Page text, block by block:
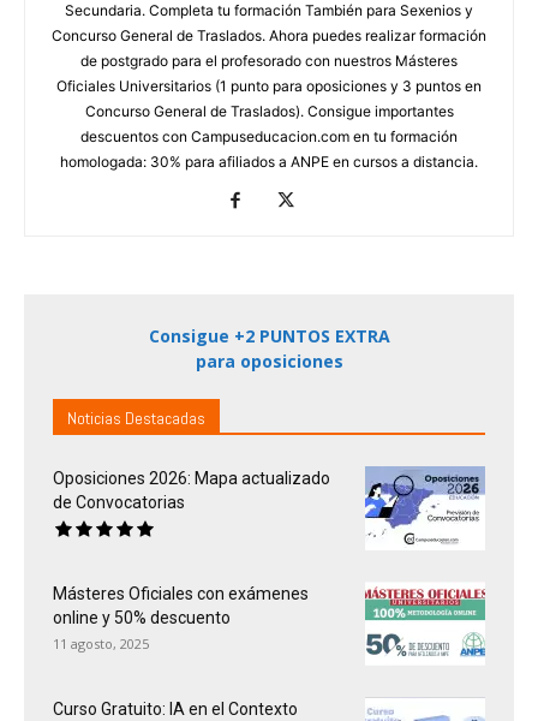
Secundaria. Completa tu formación También para Sexenios y
Concurso General de Traslados. Ahora puedes realizar formación
de postgrado para el profesorado con nuestros Másteres
Oficiales Universitarios (1 punto para oposiciones y 3 puntos en
Concurso General de Traslados). Consigue importantes
descuentos con Campuseducacion.com en tu formación
homologada: 30% para afiliados a ANPE en cursos a distancia.
Consigue +2 PUNTOS EXTRA
para oposiciones
Noticias Destacadas
Oposiciones 2026: Mapa actualizado
de Convocatorias
Másteres Oficiales con exámenes
online y 50% descuento
11 agosto, 2025
Curso Gratuito: IA en el Contexto